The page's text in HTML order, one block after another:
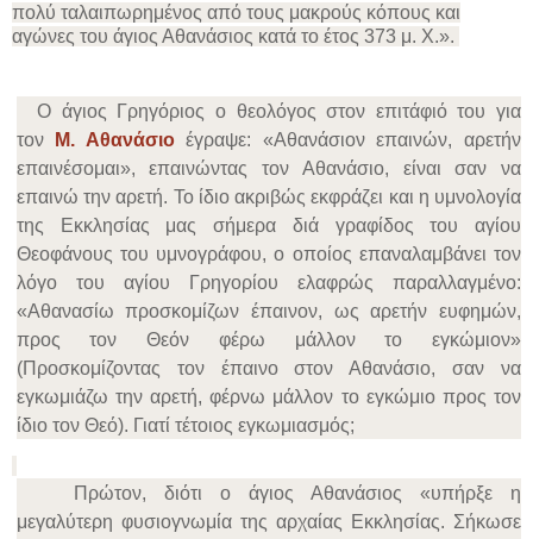
πολύ ταλαιπωρημένος από τους μακρούς κόπους και
αγώνες του άγιος Αθανάσιος κατά το έτος 373 μ. Χ.».
Ο άγιος Γρηγόριος ο θεολόγος στον επιτάφιό του για
τον
Μ. Αθανάσιοέγραψε: «Αθανάσιον επαινών, αρετήν
επαινέσομαι», επαινώντας τον Αθανάσιο, είναι σαν να
επαινώ την αρετή. Το ίδιο ακριβώς εκφράζει και η υμνολογία
της Εκκλησίας μας σήμερα διά γραφίδος του αγίου
Θεοφάνους του υμνογράφου, ο οποίος επαναλαμβάνει τον
λόγο του αγίου Γρηγορίου ελαφρώς παραλλαγμένο:
«Αθανασίω προσκομίζων έπαινον, ως αρετήν ευφημών,
προς τον Θεόν φέρω μάλλον το εγκώμιον»
(Προσκομίζοντας τον έπαινο στον Αθανάσιο, σαν να
εγκωμιάζω την αρετή, φέρνω μάλλον το εγκώμιο προς τον
ίδιο τον Θεό). Γιατί τέτοιος εγκωμιασμός;
Πρώτον, διότι ο άγιος Αθανάσιος «υπήρξε η
μεγαλύτερη φυσιογνωμία της αρχαίας Εκκλησίας. Σήκωσε